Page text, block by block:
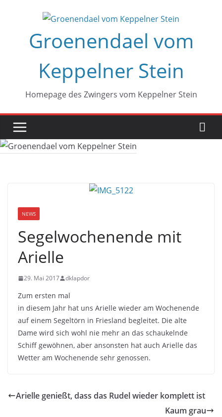
springenGroenendael vom
Keppelner Stein
Homepage des Zwingers vom Keppelner Stein
NEWS
Segelwochenende mit
Arielle
29. Mai 2017 dklapdor
Zum ersten mal
in diesem Jahr hat uns Arielle wieder am Wochenende
auf einem Segeltörn in Friesland begleitet. Die alte
Dame wird sich wohl nie mehr an das schaukelnde
Schiff gewöhnen, aber ansonsten hat auch Arielle das
Wetter am Wochenende sehr genossen.
Arielle genießt, dass das Rudel wieder komplett ist
Kaum grau